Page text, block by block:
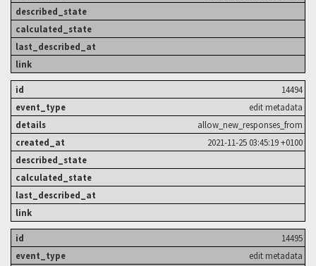
14494
edit metadata
allow_new_responses_from
2021-11-25 03:45:19 +0100
14495
edit metadata